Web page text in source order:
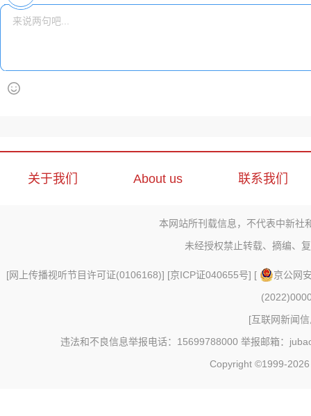
关于我们 About us 联系我们
本网站所刊载信息，不代表中新社
未经授权禁止转载、摘编、
[网上传播视听节目许可证(0106168)] [京ICP证040655号] [
京公网
[互联网新闻
违法和不良信息举报电话：15699788000 举报邮箱：
Copyright ©1999-